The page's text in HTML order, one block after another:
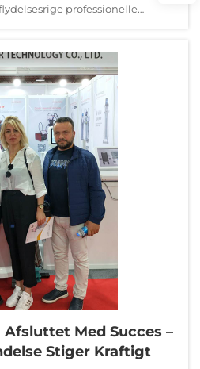
professionelle
Med Succes –
Stiger Kraftigt